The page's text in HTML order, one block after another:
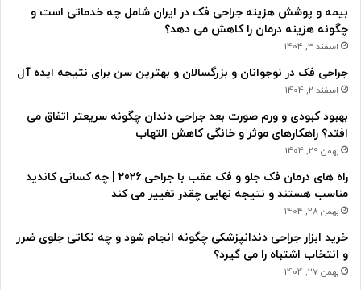
بیمه و پوشش هزینه جراحی فک در ایران شامل چه خدماتی است و
چگونه هزینه درمان را کاهش می دهد؟
اسفند 3, 1404
جراحی فک در نوجوانان و بزرگسالان و بهترین سن برای نتیجه ایده آل
اسفند 2, 1404
بهبود کبودی و ورم صورت بعد جراحی دندان چگونه سریعتر اتفاق می
افتد؟ راهکارهای موثر و خانگی کاهش التهاب
بهمن 29, 1404
راه های درمان فک جلو و فک عقب با جراحی 2026 | چه کسانی کاندید
مناسب هستند و نتیجه نهایی چقدر تغییر می کند
بهمن 28, 1404
خرید ابزار جراحی دندانپزشکی چگونه انجام شود و چه نکاتی جلوی ضرر
و انتخاب اشتباه را می گیرد؟
بهمن 27, 1404